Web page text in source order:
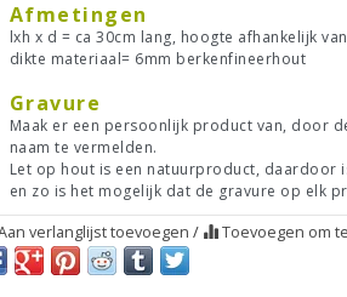
Afmetingen
lxh x d = ca 30cm lang, hoogte afhankelijk
dikte materiaal= 6mm berkenfineerhout
Gravure
Maak er een persoonlijk product van, door
naam te vermelden.
Let op hout is een natuurproduct, daardoor
en zo is het mogelijk dat de gravure op elk
verlanglijst toevoegen / Toevoegen om